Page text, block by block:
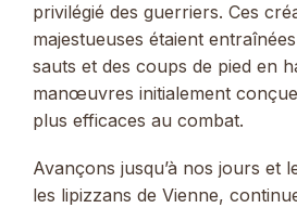
privilégié des guerriers. Ces
majestueuses étaient
sauts et des coups de pied en
manœuvres initialement
plus efficaces au combat.
Avançons jusqu’à nos jours et
les lipizzans de Vienne,